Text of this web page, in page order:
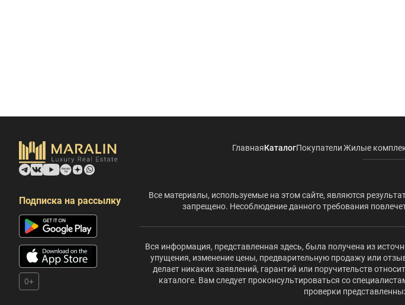
ГлавнаяКаталогПокупателиЖилые
Подписка на рассылку
0+
Все материалы, используемые на этом сайте, являются
запрещено. Несоблюдение данного требования
Вся информация, представленная здесь, была получена из
упущения, изменение цены, предварительную продажу или
делает никаких заявлений, гарантий или поручительств
каталоге. Вам следует проконсультироваться со
проверки